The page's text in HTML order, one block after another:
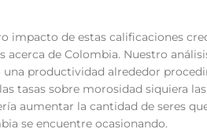
impacto de estas calificaciones
acerca de Colombia. Nuestro
productividad alrededor
tasas sobre morosidad siquiera
aumentar la cantidad de seres
se encuentre ocasionando.